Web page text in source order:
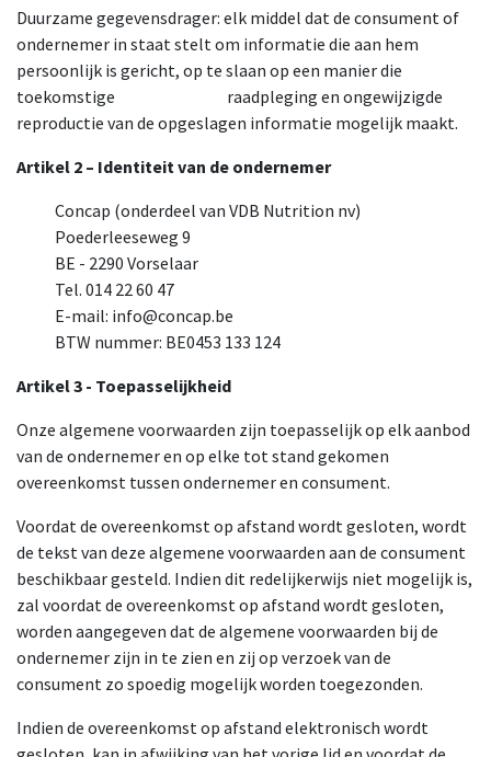
​Duurzame gegevensdrager: elk middel dat de consument of
ondernemer in staat stelt om informatie die aan hem
persoonlijk is gericht, op te slaan op een manier die
toekomstige
​raadpleging en ongewijzigde
reproductie van de opgeslagen informatie mogelijk maakt.
Artikel 2 – Identiteit van de ondernemer
​Concap (onderdeel van VDB Nutrition nv)
​Poederleeseweg 9
​BE - 2290 Vorselaar
​Tel. 014 22 60 47
​E-mail: info@concap.be
​BTW nummer: BE0453 133 124
Artikel 3 - Toepasselijkheid
Onze algemene voorwaarden zijn toepasselijk op elk aanbod
van de ondernemer en op elke tot stand gekomen
overeenkomst tussen ondernemer en consument.
Voordat de overeenkomst op afstand wordt gesloten, wordt
de tekst van deze algemene voorwaarden aan de consument
beschikbaar gesteld. Indien dit redelijkerwijs niet mogelijk is,
zal voordat de overeenkomst op afstand wordt gesloten,
worden aangegeven dat de algemene voorwaarden bij de
ondernemer zijn in te zien en zij op verzoek van de
consument zo spoedig mogelijk worden toegezonden.
Indien de overeenkomst op afstand elektronisch wordt